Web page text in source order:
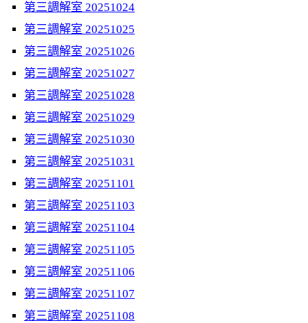
第三調解室 20251024
第三調解室 20251025
第三調解室 20251026
第三調解室 20251027
第三調解室 20251028
第三調解室 20251029
第三調解室 20251030
第三調解室 20251031
第三調解室 20251101
第三調解室 20251103
第三調解室 20251104
第三調解室 20251105
第三調解室 20251106
第三調解室 20251107
第三調解室 20251108